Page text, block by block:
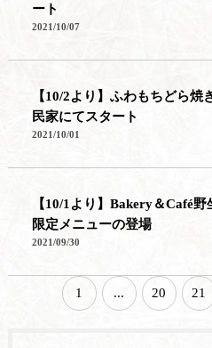
ート
2021/10/07
【10/2より】ふわもちどら焼
民家にてスタート
2021/10/01
【10/1より】Bakery＆Café野
限定メニューの登場
2021/09/30
1 ... 20 21